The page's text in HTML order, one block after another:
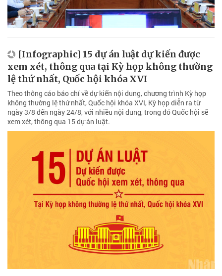
[Infographic] 15 dự án luật dự kiến được
xem xét, thông qua tại Kỳ họp không thường
lệ thứ nhất, Quốc hội khóa XVI
Theo thông cáo báo chí về dự kiến nội dung, chương trình Kỳ họp
không thường lệ thứ nhất, Quốc hội khóa XVI, Kỳ họp diễn ra từ
ngày 3/8 đến ngày 24/8, với nhiều nội dung, trong đó Quốc hội sẽ
xem xét, thông qua 15 dự án luật.